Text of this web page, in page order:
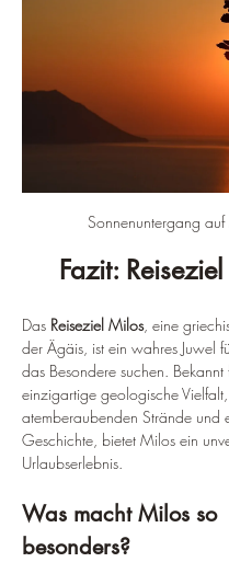
Sonnenuntergang
Fazit:
Das Reiseziel Milos, eine
der Ägäis, ist ein wahres Juwel
das Besondere suchen. Bekannt
einzigartige geologische Vielfalt,
atemberaubenden Strände und
Geschichte, bietet Milos ein
Urlaubserlebnis.
Was macht Milos so
besonders?